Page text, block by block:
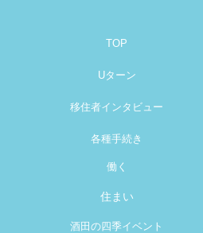
TOP
Uターン
移住者インタビュー
各種手続き
働く
住まい
酒田の四季イベント